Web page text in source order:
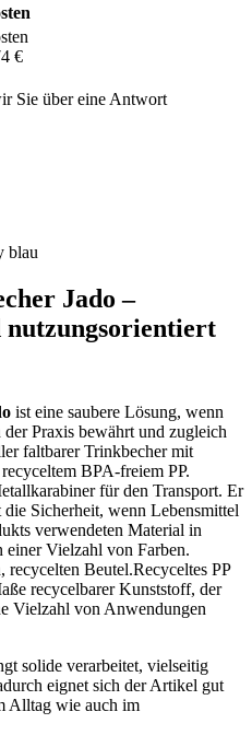
€
Sie über eine Antwort
blau
Jado –
ist eine saubere Lösung, wenn
Praxis bewährt und zugleich
faltbarer Trinkbecher mit
BPA-freiem PP.
für den Transport. Er
Sicherheit, wenn Lebensmittel
verwendeten Material in
Vielzahl von Farben.
Beutel.Recyceltes PP
recycelbarer Kunststoff, der
Vielzahl von Anwendungen
solide verarbeitet, vielseitig
eignet sich der Artikel gut
Alltag wie auch im